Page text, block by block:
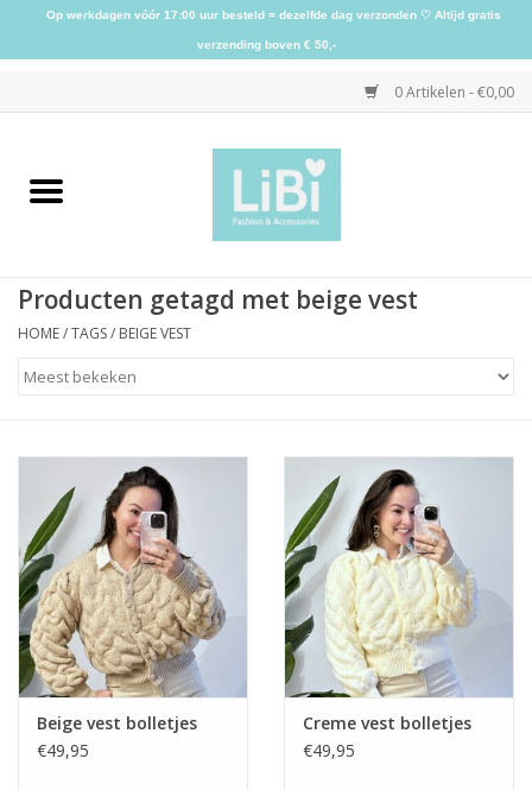
0 Artikelen - €0,00
Home
Schoenen
Sieraden
Accessoires
Home deco
SALE
Herensokken
Producten getagd met beige vest
HOME/TAGS/ BEIGE VEST
Beige vest bolletjes
€49,95
Creme vest bolletjes
€49,95
Op werkdagen vóór 17:00 uur besteld = dezelfde dag verzonden ♡ Altijd gratis
verzending boven € 50,-